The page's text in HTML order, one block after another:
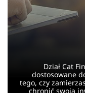
Dział Cat
dostosowane
tego, czy
chronić swoją